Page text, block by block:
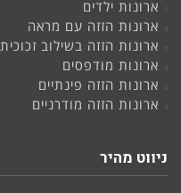
ארונות ילדים
ארונות הזזה עם מראה
ארונות הזזה בשילוב זכוכית
ארונות מודפסים
ארונות הזזה פינתיים
ארונות הזזה מודרניים
ניווט מהיר